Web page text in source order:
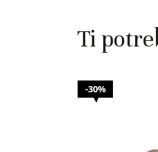
Ti
30%